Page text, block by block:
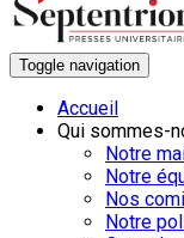
Toggle navigation
Accueil
Qui sommes-
Notre
Notre
Nos
Notre